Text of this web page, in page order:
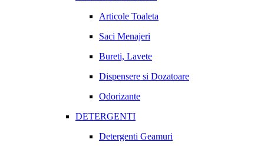
Articole Toaleta
Saci Menajeri
Bureti, Lavete
Dispensere si Dozatoare
Odorizante
DETERGENTI
Detergenti Geamuri